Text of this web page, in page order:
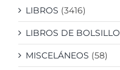
LIBROS (3416)
LIBROS DE BOLSILLO
MISCELÁNEOS (58)